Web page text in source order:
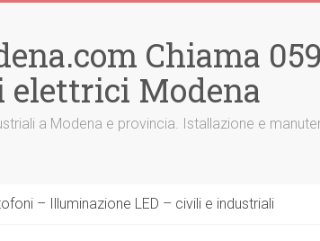
Chiama
Modena
a Modena e provincia. Istallazione e
– Illuminazione LED – civili e industriali